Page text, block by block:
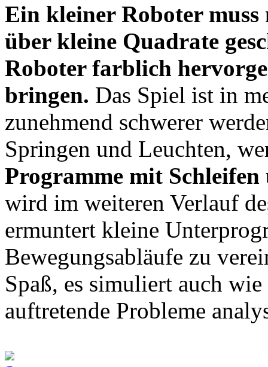
Ein kleiner Roboter muss
über kleine Quadrate
Roboter farblich
bringen. Das Spiel ist in
zunehmend schwerer
Springen und Leuchten,
Programme mit Schleifen
wird im weiteren Verlauf
ermuntert kleine
Bewegungsabläufe zu
Spaß, es simuliert auch
auftretende Probleme